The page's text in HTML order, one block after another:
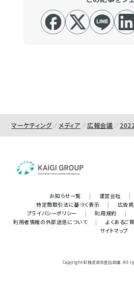
マーケティング メディア 広報会議
お知らせ一覧 | 運営会社 |
特定商取引法に基づく表示
| 広告
プライバシーポリシー
| 利用規約 |
利用者情報の外部送信について
| よくあるご
サイトマップ
Copyright © 株式会社宣伝会議. All